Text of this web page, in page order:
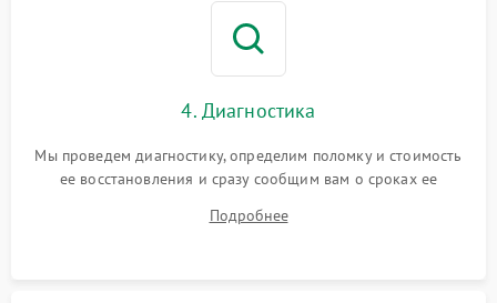
4. Диагностика
Мы проведем диагностику, определим поломку и стоимость
ее восстановления и сразу сообщим вам о сроках ее
Подробнее